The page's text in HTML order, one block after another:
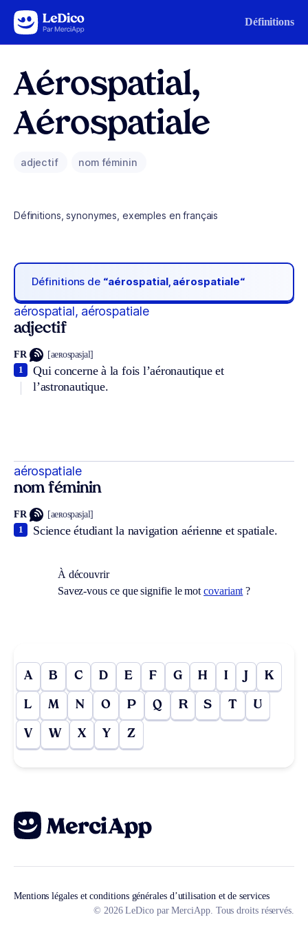
Aller au contenu Définitions
Aérospatial,
Aérospatiale
adjectif nom féminin
Définitions, synonymes, exemples en français
Définitions de “aérospatial, aérospatiale“
aérospatial, aérospatiale
adjectif
FR [aeʀospasjal]
Qui concerne à la fois l’aéronautique et
l’astronautique.
1
aérospatiale
nom féminin
FR [aeʀospasjal]
Science étudiant la navigation aérienne et spatiale.
1
À découvrir
Savez-vous ce que signifie le motcovariant ?
A B C D E F G H I J K
L M N O P Q R S T U
V W X Y Z
Mentions légales et conditions générales d’utilisation et de services
© 2026 LeDico par MerciApp. Tous droits réservés.